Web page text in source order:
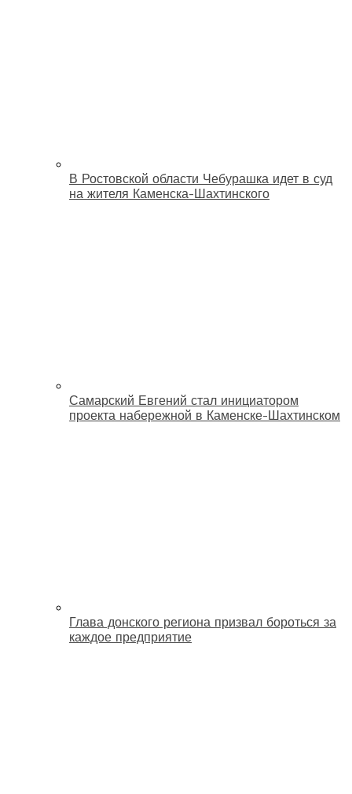
В Ростовской области Чебурашка идет в суд
на жителя Каменска-Шахтинского
Самарский Евгений стал инициатором
проекта набережной в Каменске-Шахтинском
Глава донского региона призвал бороться за
каждое предприятие